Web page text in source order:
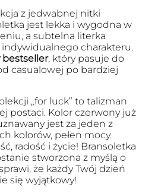
z jedwabnej nitki
jest lekka i wygodna w
a subtelna literka
charakteru.
bestseller, który pasuje do
casualowej po bardziej
„for luck” to talizman
postaci. Kolor czerwony już
jest za jeden z
kolorów, pełen mocy.
radość i życie! Bransoletka
stworzona z myślą o
że każdy Twój dzień
się wyjątkowy!